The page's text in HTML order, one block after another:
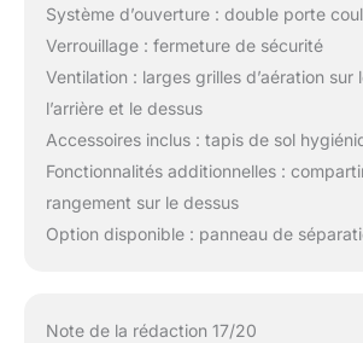
Système d’ouverture : double porte
Verrouillage : fermeture de sécurité
Ventilation : larges grilles d’aération sur
l’arrière et le dessus
Accessoires inclus : tapis de sol
Fonctionnalités additionnelles :
rangement sur le dessus
Option disponible : panneau de
Note de la rédaction 17/20